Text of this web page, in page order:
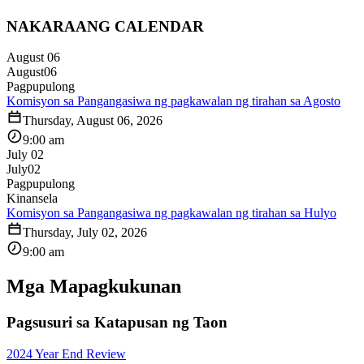
NAKARAANG CALENDAR
August 06
August06
Pagpupulong
Komisyon sa Pangangasiwa ng pagkawalan ng tirahan sa Agosto
Thursday, August 06, 2026
9:00 am
July 02
July02
Pagpupulong
Kinansela
Komisyon sa Pangangasiwa ng pagkawalan ng tirahan sa Hulyo
Thursday, July 02, 2026
9:00 am
Mga Mapagkukunan
Pagsusuri sa Katapusan ng Taon
2024 Year End Review